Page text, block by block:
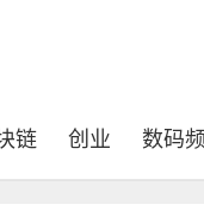
链 创业 数码